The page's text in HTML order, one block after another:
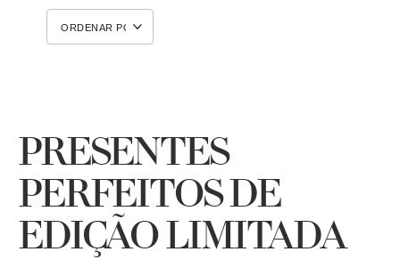
PRESENTES
PERFEITOS DE
EDIÇÃO LIMITADA